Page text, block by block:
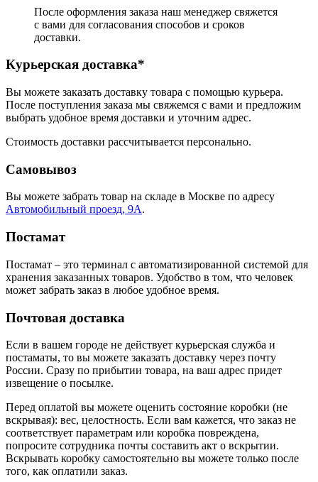
После оформления заказа наш менеджер свяжется
с вами для согласования способов и сроков
доставки.
Курьерская доставка*
Вы можете заказать доставку товара с помощью курьера.
После поступления заказа мы свяжемся с вами и предложим
выбрать удобное время доставки и уточним адрес.
Стоимость доставки рассчитывается персонально.
Самовывоз
Вы можете забрать товар на складе в Москве по адресу
Автомобильный проезд, 9А.
Постамат
Постамат – это терминал с автоматизированной системой для
хранения заказанных товаров. Удобство в том, что человек
может забрать заказ в любое удобное время.
Почтовая доставка
Если в вашем городе не действует курьерская служба и
постаматы, то вы можете заказать доставку через почту
России. Сразу по прибытии товара, на ваш адрес придет
извещение о посылке.
Перед оплатой вы можете оценить состояние коробки (не
вскрывая): вес, целостность. Если вам кажется, что заказ не
соответствует параметрам или коробка повреждена,
попросите сотрудника почты составить акт о вскрытии.
Вскрывать коробку самостоятельно вы можете только после
того, как оплатили заказ.